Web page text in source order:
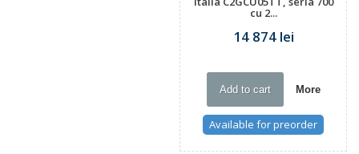
cu 2...
14 874 lei
Add to cart More
Available for preorder